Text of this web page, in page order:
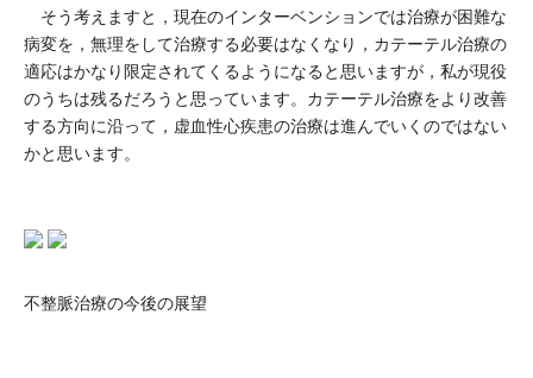
そう考えますと，現在のインターベンションでは治療が困難な
病変を，無理をして治療する必要はなくなり，カテーテル治療の
適応はかなり限定されてくるようになると思いますが，私が現役
のうちは残るだろうと思っています。カテーテル治療をより改善
する方向に沿って，虚血性心疾患の治療は進んでいくのではない
かと思います。
不整脈治療の今後の展望